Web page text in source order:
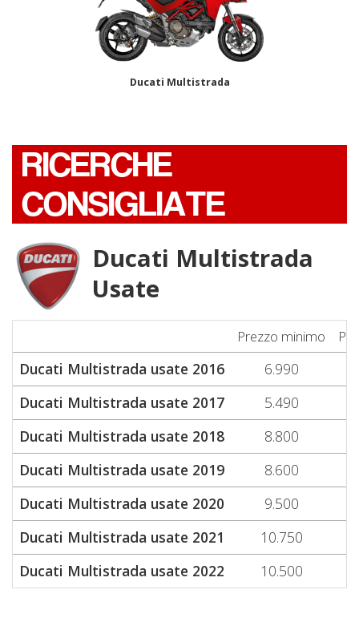
Ducati Multistrada
RICERCHE
CONSIGLIATE
Ducati Multistrada
Usate
Prezzo minimo
Ducati Multistrada usate 2016
6.990
Ducati Multistrada usate 2017
5.490
Ducati Multistrada usate 2018
8.800
Ducati Multistrada usate 2019
8.600
Ducati Multistrada usate 2020
9.500
Ducati Multistrada usate 2021
10.750
Ducati Multistrada usate 2022
10.500